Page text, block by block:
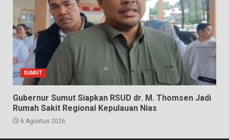
SUMUT
Gubernur Sumut Siapkan RSUD dr. M. Thomsen Jadi
Rumah Sakit Regional Kepulauan Nias
6 Agustus 2026